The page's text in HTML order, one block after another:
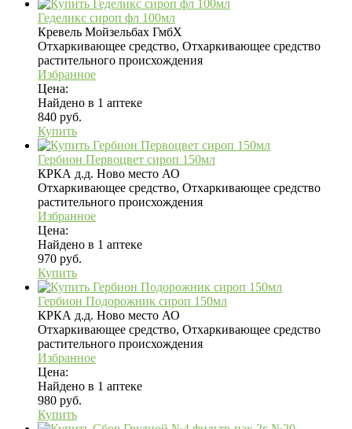
Геделикс сироп фл 100мл
Кревель Мойзельбах ГмбХ
Отхаркивающее средство, Отхаркивающее средство
растительного происхождения
Избранное
Цена:
Найдено в 1 аптеке
840 руб.
Купить
Гербион Первоцвет сироп 150мл
КРКА д.д. Ново место АО
Отхаркивающее средство, Отхаркивающее средство
растительного происхождения
Избранное
Цена:
Найдено в 1 аптеке
970 руб.
Купить
Гербион Подорожник сироп 150мл
КРКА д.д. Ново место АО
Отхаркивающее средство, Отхаркивающее средство
растительного происхождения
Избранное
Цена:
Найдено в 1 аптеке
980 руб.
Купить